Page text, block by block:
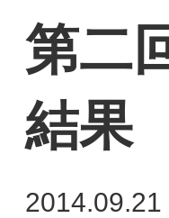
第二
結果
2014.09.21